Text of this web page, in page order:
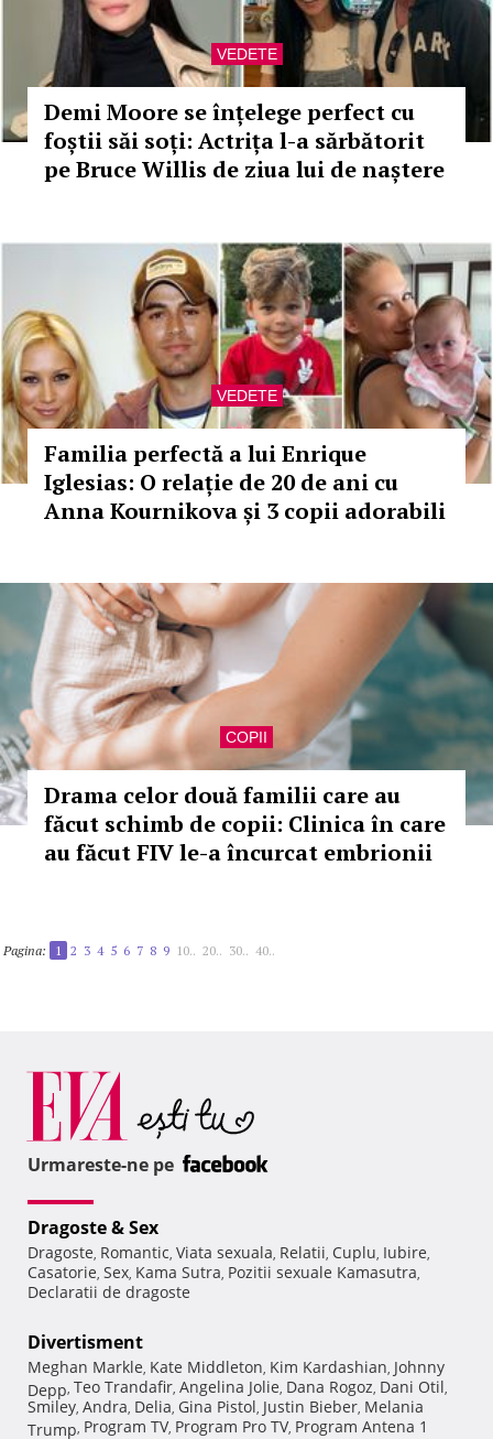
VEDETE
Demi Moore se înțelege perfect cu
foștii săi soți: Actrița l-a sărbătorit
pe Bruce Willis de ziua lui de naștere
VEDETE
Familia perfectă a lui Enrique
Iglesias: O relație de 20 de ani cu
Anna Kournikova și 3 copii adorabili
COPII
Drama celor două familii care au
făcut schimb de copii: Clinica în care
au făcut FIV le-a încurcat embrionii
Pagina: 1 2 3 4 5 6 7 8 9 10.. 20.. 30.. 40..
Urmareste-ne pe
Dragoste & Sex
Dragoste, Romantic, Viata sexuala, Relatii, Cuplu, Iubire,
Casatorie, Sex, Kama Sutra, Pozitii sexuale Kamasutra,
Declaratii de dragoste
Divertisment
Meghan Markle, Kate Middleton, Kim Kardashian, Johnny
Depp, Teo Trandafir, Angelina Jolie, Dana Rogoz, Dani Otil,
Smiley, Andra, Delia, Gina Pistol, Justin Bieber, Melania
Trump, Program TV, Program Pro TV, Program Antena 1